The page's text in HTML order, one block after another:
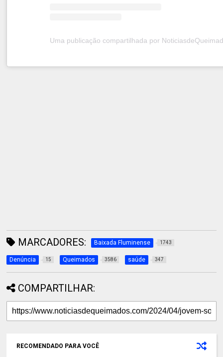
MARCADORES: Baixada Fluminense 1743
Denúncia 15 Queimados 3586 saúde 347
COMPARTILHAR:
RECOMENDADO PARA VOCÊ